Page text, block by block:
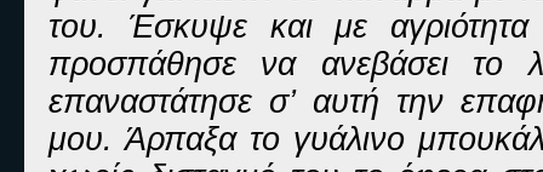
του. Έσκυψε και με
προσπάθησε να ανεβάσει το
επαναστάτησε σ’ αυτή την
μου. Άρπαξα το γυάλινο